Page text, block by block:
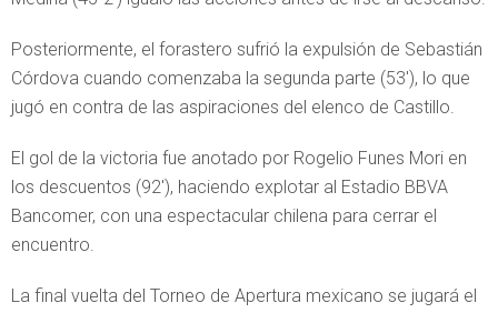
Posteriormente, el forastero sufrió la expulsión de Sebastián
Córdova cuando comenzaba la segunda parte (53′), lo que
jugó en contra de las aspiraciones del elenco de Castillo.
El gol de la victoria fue anotado por Rogelio Funes Mori en
los descuentos (92′), haciendo explotar al Estadio BBVA
Bancomer, con una espectacular chilena para cerrar el
encuentro.
La final vuelta del Torneo de Apertura mexicano se jugará el